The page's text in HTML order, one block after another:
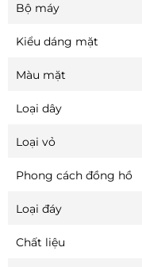
Bộ máy
Kiểu dáng mặt
Màu mặt
Loại dây
Loại vỏ
Phong cách đồng hồ
Loại đáy
Chất liệu